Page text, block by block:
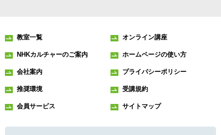
教室一覧 オンライン講座
NHKカルチャーのご案内 ホームページの使い方
会社案内 プライバシーポリシー
推奨環境 受講規約
会員サービス サイトマップ